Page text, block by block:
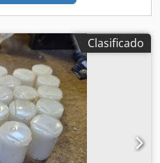
Clasificado